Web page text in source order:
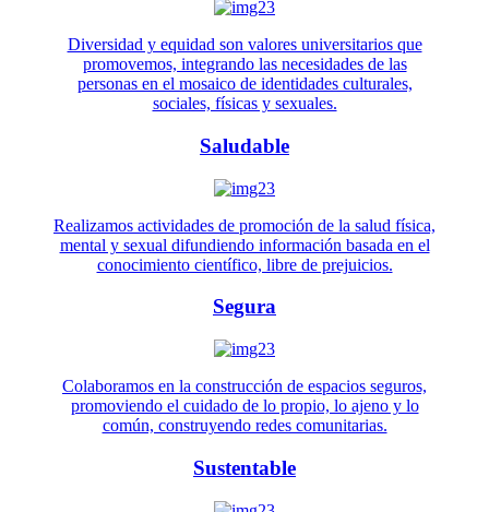
Diversidad y equidad son valores universitarios que
promovemos, integrando las necesidades de las
personas en el mosaico de identidades culturales,
sociales, físicas y sexuales.
Saludable
Realizamos actividades de promoción de la salud física,
mental y sexual difundiendo información basada en el
conocimiento científico, libre de prejuicios.
Segura
Colaboramos en la construcción de espacios seguros,
promoviendo el cuidado de lo propio, lo ajeno y lo
común, construyendo redes comunitarias.
Sustentable